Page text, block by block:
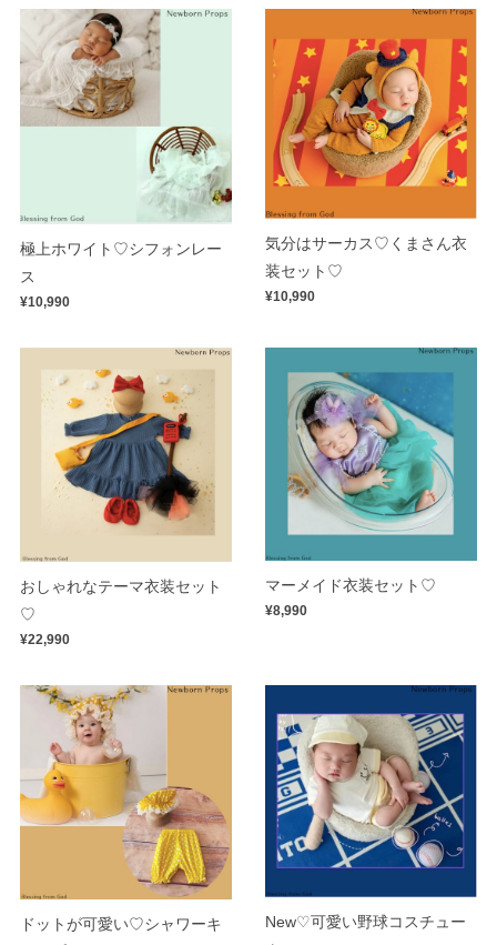
極上ホワイト♡シフォンレー
ス
¥10,990
気分はサーカス♡くまさん衣
装セット♡
¥10,990
おしゃれなテーマ衣装セット
♡
¥22,990
マーメイド衣装セット♡
¥8,990
ドットが可愛い♡シャワーキ
New♡可愛い野球コスチュー